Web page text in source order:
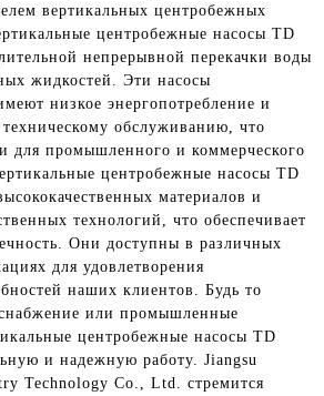
вертикальных центробежных
центробежные насосы TD
непрерывной перекачки воды
жидкостей. Эти насосы
низкое энергопотребление и
обслуживанию, что
для промышленного и коммерческого
центробежные насосы TD
материалов и
технологий, что обеспечивает
Они доступны в различных
для удовлетворения
наших клиентов. Будь то
или промышленные
центробежные насосы TD
и надежную работу. Jiangsu
Technology Co., Ltd. стремится